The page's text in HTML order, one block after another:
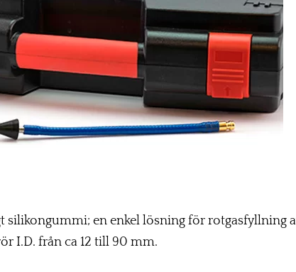
silikongummi; en enkel lösning för rotgasfyllning
I.D. från ca 12 till 90 mm.